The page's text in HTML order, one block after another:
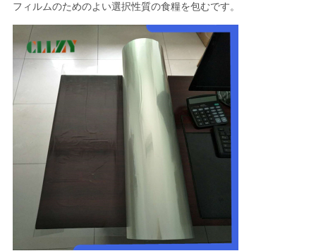
だ
さ
い
図
PRIVACY
POLICY
フィルムのためのよい選択性質の食糧を包むです。